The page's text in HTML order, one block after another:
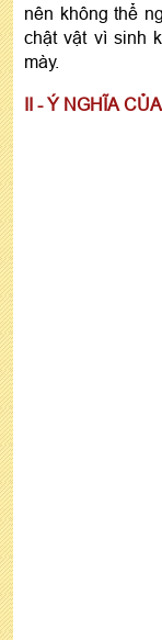
nên không thể
chật vật vì sinh
mày.
II - Ý NGHĨA